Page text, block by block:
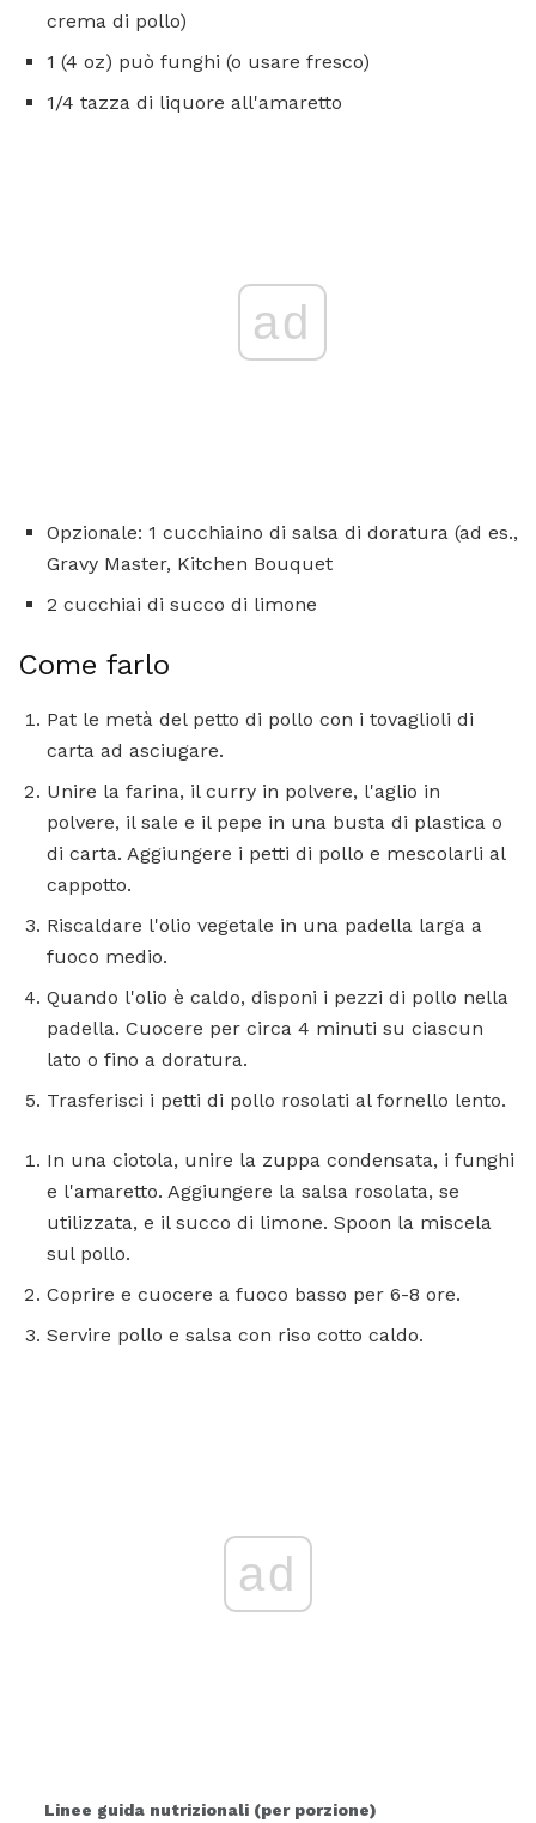
crema di pollo)
1 (4 oz) può funghi (o usare fresco)
1/4 tazza di liquore all'amaretto
ad
Opzionale: 1 cucchiaino di salsa di doratura (ad es.,
Gravy Master, Kitchen Bouquet
2 cucchiai di succo di limone
Come farlo
Pat le metà del petto di pollo con i tovaglioli di
carta ad asciugare.
Unire la farina, il curry in polvere, l'aglio in
polvere, il sale e il pepe in una busta di plastica o
di carta. Aggiungere i petti di pollo e mescolarli al
cappotto.
Riscaldare l'olio vegetale in una padella larga a
fuoco medio.
Quando l'olio è caldo, disponi i pezzi di pollo nella
padella. Cuocere per circa 4 minuti su ciascun
lato o fino a doratura.
Trasferisci i petti di pollo rosolati al fornello lento.
In una ciotola, unire la zuppa condensata, i funghi
e l'amaretto. Aggiungere la salsa rosolata, se
utilizzata, e il succo di limone. Spoon la miscela
sul pollo.
Coprire e cuocere a fuoco basso per 6-8 ore.
Servire pollo e salsa con riso cotto caldo.
ad
Linee guida nutrizionali (per porzione)